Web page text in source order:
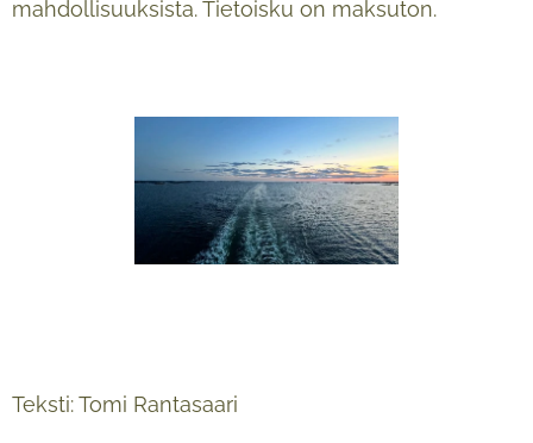
mahdollisuuksista. Tietoisku on maksuton.
Teksti: Tomi Rantasaari